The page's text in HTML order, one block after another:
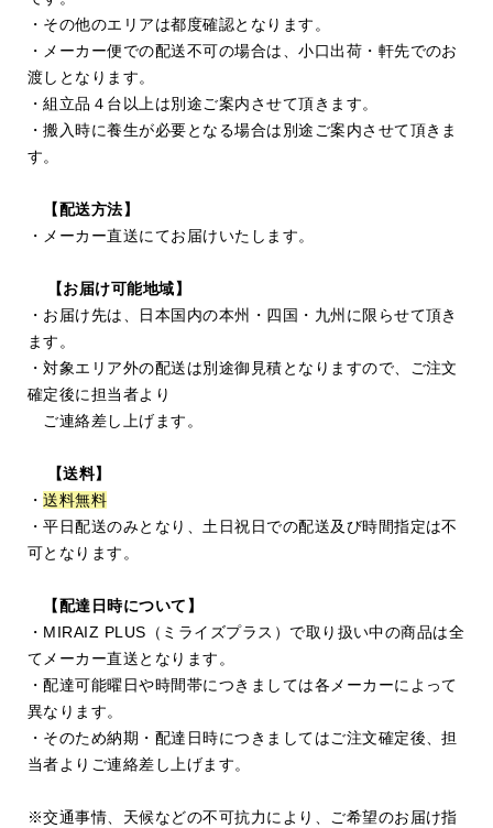
・その他のエリアは都度確認となります。
・メーカー便での配送不可の場合は、小口出荷・軒先でのお
渡しとなります。
・組立品４台以上は別途ご案内させて頂きます。
・搬入時に養生が必要となる場合は別途ご案内させて頂きま
す。
【配送方法】
・メーカー直送にてお届けいたします。
【お届け可能地域】
・お届け先は、日本国内の本州・四国・九州に限らせて頂き
ます。
・対象エリア外の配送は別途御見積となりますので、ご注文
確定後に担当者より
ご連絡差し上げます。
【送料】
・送料無料
・平日配送のみとなり、土日祝日での配送及び時間指定は不
可となります。
【配達日時について】
・MIRAIZ PLUS（ミライズプラス）で取り扱い中の商品は全
てメーカー直送となります。
・配達可能曜日や時間帯につきましては各メーカーによって
異なります。
・そのため納期・配達日時につきましてはご注文確定後、担
当者よりご連絡差し上げます。
※交通事情、天候などの不可抗力により、ご希望のお届け指